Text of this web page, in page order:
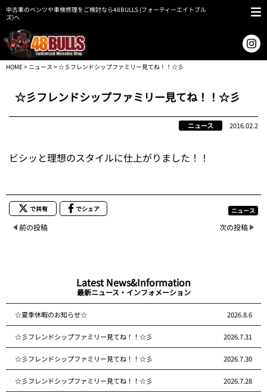
中古車のベンツや車検修理をご検討なら48BULLS (フォーティーエイトブル
ズ)へ
HOME> ニュース > ☆彡フレンドシップファミリー見てね！！☆彡
☆彡フレンドシップファミリー見てね！！☆彡
ニュース 2016.02.2
ビシッと理想のスタイルに仕上がりました！！
で共有 でシェア ニュース
前の投稿 次の投稿
Latest News&Information
最新ニュース・インフォメーション
☆夏季休暇のお知らせ☆ 2026.8.6
☆彡フレンドシップファミリー見てね！！☆彡 2026.7.31
☆彡フレンドシップファミリー見てね！！☆彡 2026.7.30
☆彡フレンドシップファミリー見てね！！☆彡 2026.7.28